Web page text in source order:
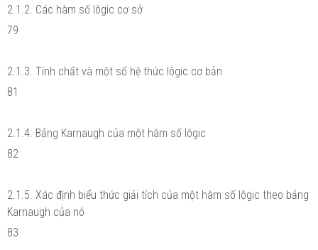
2.1.2. Các hàm số lôgic cơ sở
79
2.1.3. Tính chất và một số hệ thức lôgic cơ bản
81
2.1.4. Bảng Karnaugh của một hàm số lôgic
82
2.1.5. Xác định biểu thức giải tích của một hàm số lôgic theo bảng
Karnaugh của nó
83